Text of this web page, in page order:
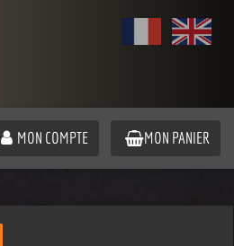
MON COMPTE MON PANIER